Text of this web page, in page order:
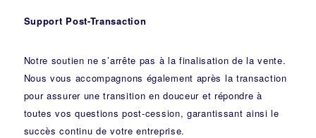
Support Post-Transaction
Notre soutien ne s’arrête pas à la finalisation de la vente.
Nous vous accompagnons également après la transaction
pour assurer une transition en douceur et répondre à
toutes vos questions post-cession, garantissant ainsi le
succès continu de votre entreprise.